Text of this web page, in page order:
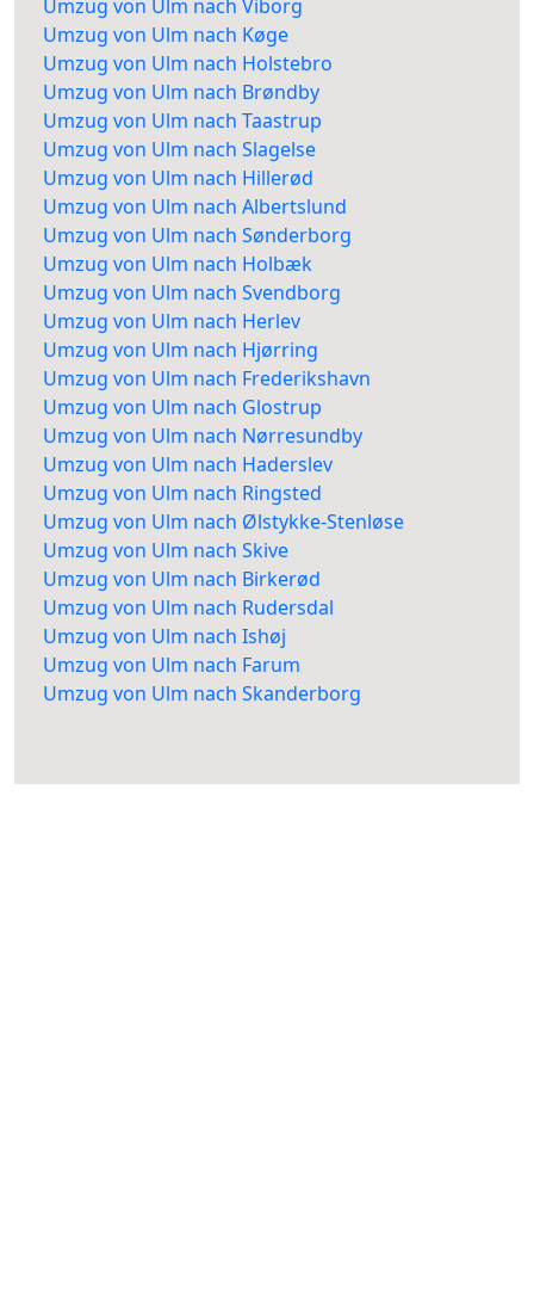
Umzug von Ulm nach Viborg
Umzug von Ulm nach Køge
Umzug von Ulm nach Holstebro
Umzug von Ulm nach Brøndby
Umzug von Ulm nach Taastrup
Umzug von Ulm nach Slagelse
Umzug von Ulm nach Hillerød
Umzug von Ulm nach Albertslund
Umzug von Ulm nach Sønderborg
Umzug von Ulm nach Holbæk
Umzug von Ulm nach Svendborg
Umzug von Ulm nach Herlev
Umzug von Ulm nach Hjørring
Umzug von Ulm nach Frederikshavn
Umzug von Ulm nach Glostrup
Umzug von Ulm nach Nørresundby
Umzug von Ulm nach Haderslev
Umzug von Ulm nach Ringsted
Umzug von Ulm nach Ølstykke-Stenløse
Umzug von Ulm nach Skive
Umzug von Ulm nach Birkerød
Umzug von Ulm nach Rudersdal
Umzug von Ulm nach Ishøj
Umzug von Ulm nach Farum
Umzug von Ulm nach Skanderborg